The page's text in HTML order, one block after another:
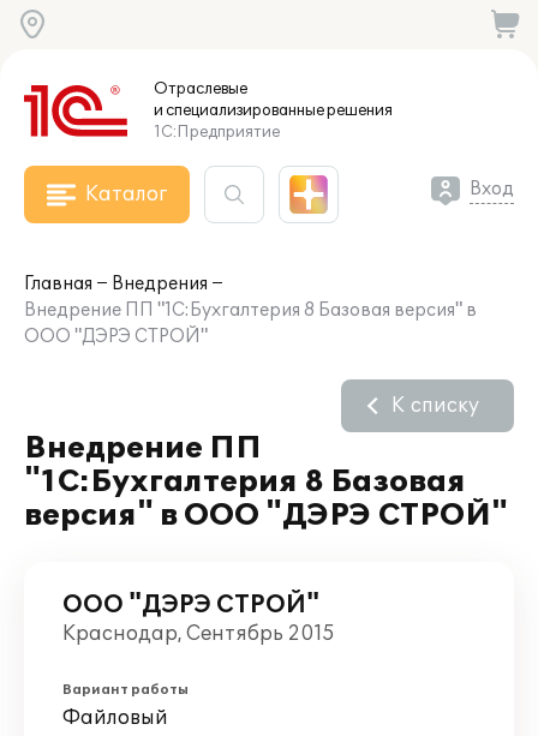
Отраслевые
и специализированныерешения
1С:Предприятие
Каталог Вход
Главная
Внедрения
Внедрение ПП "1С:Бухгалтерия 8 Базовая версия" в
ООО "ДЭРЭ СТРОЙ"
Внедрение ПП
"1С:Бухгалтерия 8 Базовая
версия" в ООО "ДЭРЭ СТРОЙ"
К списку
ООО "ДЭРЭ СТРОЙ"
Краснодар, Сентябрь 2015
Вариант работы
Файловый